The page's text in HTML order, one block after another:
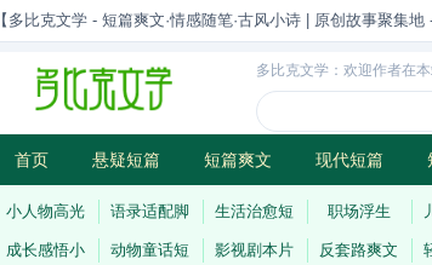
【多比克文学 - 短篇爽文·情感随笔·古风小诗 | 原创故事聚集地
多比克文学：欢迎作者在
首页 悬疑短篇 短篇爽文 现代短篇
古风小诗 科幻短篇 现代小诗 连载
小人物高光 语录适配脚 生活治愈短 职场浮生
成长感悟小 动物童话短 影视剧本片 反套路爽文